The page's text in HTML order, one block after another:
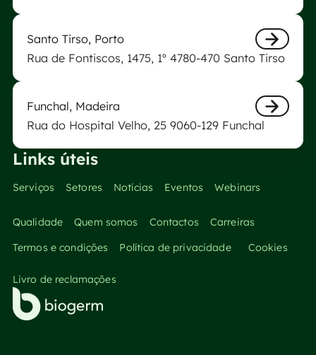
Santo Tirso, Porto
Rua de Fontiscos, 1475, 1º 4780-470 Santo Tirso
Laboratório Biogerm de Santo Tirso
Funchal, Madeira
Rua do Hospital Velho, 25 9060-129 Funchal
Laboratório Biogerm do Funchal
Links úteis
Serviços Setores Notícias Eventos Webinars
Qualidade Quem somos Contactos
Carreiras
Termos e condições
Política de privacidade Cookies
Livro de reclamações